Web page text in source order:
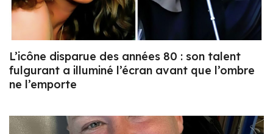
L’icône disparue des années 80 : son talent
fulgurant a illuminé l’écran avant que l’ombre
ne l’emporte